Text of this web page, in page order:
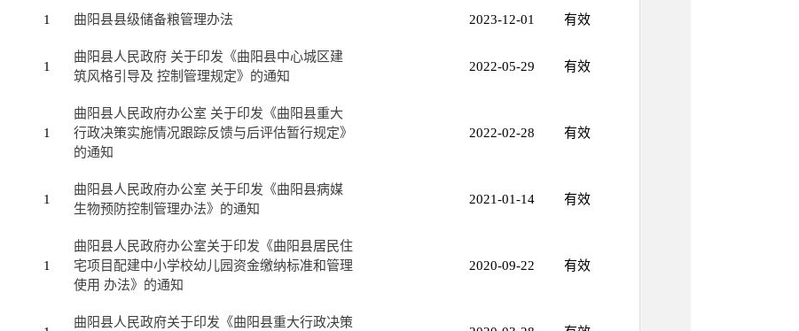
1 曲阳县县级储备粮管理办法 2023-12-01 有效
1
曲阳县人民政府 关于印发《曲阳县中心城区建
筑风格引导及 控制管理规定》的通知
2022-05-29 有效
1
曲阳县人民政府办公室 关于印发《曲阳县重大
行政决策实施情况跟踪反馈与后评估暂行规定》
的通知
2022-02-28 有效
1
曲阳县人民政府办公室 关于印发《曲阳县病媒
生物预防控制管理办法》的通知
2021-01-14 有效
1
曲阳县人民政府办公室关于印发《曲阳县居民住
宅项目配建中小学校幼儿园资金缴纳标准和管理
使用 办法》的通知
2020-09-22 有效
曲阳县人民政府关于印发《曲阳县重大行政决策